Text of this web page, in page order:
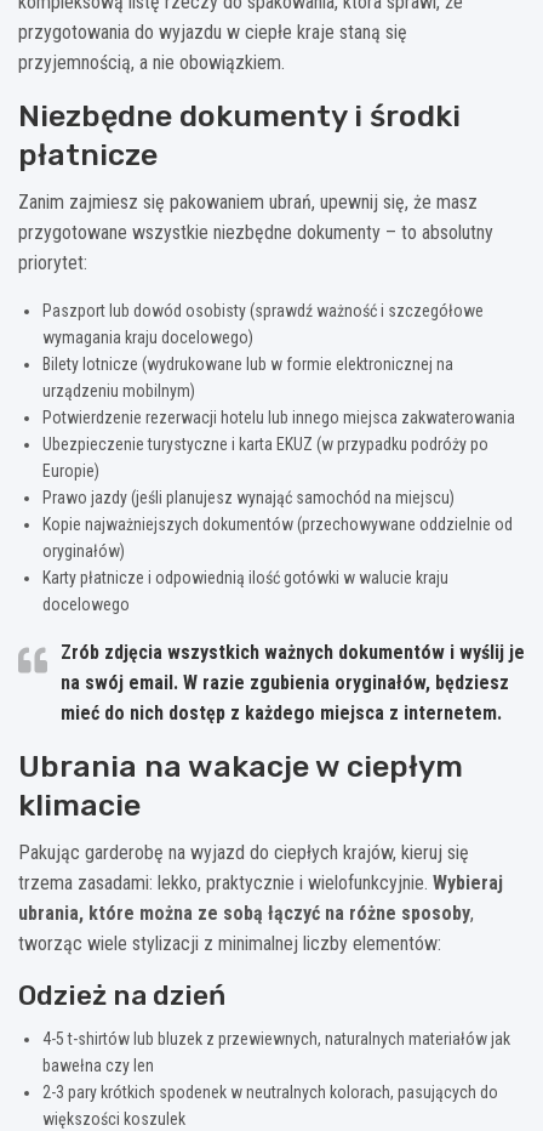
przygotowania do wyjazdu w ciepłe kraje staną się
przyjemnością, a nie obowiązkiem.
Niezbędne dokumenty i środki
płatnicze
Zanim zajmiesz się pakowaniem ubrań, upewnij się, że masz
przygotowane wszystkie niezbędne dokumenty – to absolutny
priorytet:
Paszport lub dowód osobisty (sprawdź ważność i szczegółowe
wymagania kraju docelowego)
Bilety lotnicze (wydrukowane lub w formie elektronicznej na
urządzeniu mobilnym)
Potwierdzenie rezerwacji hotelu lub innego miejsca zakwaterowania
Ubezpieczenie turystyczne i karta EKUZ (w przypadku podróży po
Europie)
Prawo jazdy (jeśli planujesz wynająć samochód na miejscu)
Kopie najważniejszych dokumentów (przechowywane oddzielnie od
oryginałów)
Karty płatnicze i odpowiednią ilość gotówki w walucie kraju
docelowego
Zrób zdjęcia wszystkich ważnych dokumentów i wyślij je
na swój email. W razie zgubienia oryginałów, będziesz
mieć do nich dostęp z każdego miejsca z internetem.
Ubrania na wakacje w ciepłym
klimacie
Pakując garderobę na wyjazd do ciepłych krajów, kieruj się
trzema zasadami: lekko, praktycznie i wielofunkcyjnie. Wybieraj
ubrania, które można ze sobą łączyć na różne sposoby,
tworząc wiele stylizacji z minimalnej liczby elementów:
Odzież na dzień
4-5 t-shirtów lub bluzek z przewiewnych, naturalnych materiałów jak
bawełna czy len
2-3 pary krótkich spodenek w neutralnych kolorach, pasujących do
większości koszulek